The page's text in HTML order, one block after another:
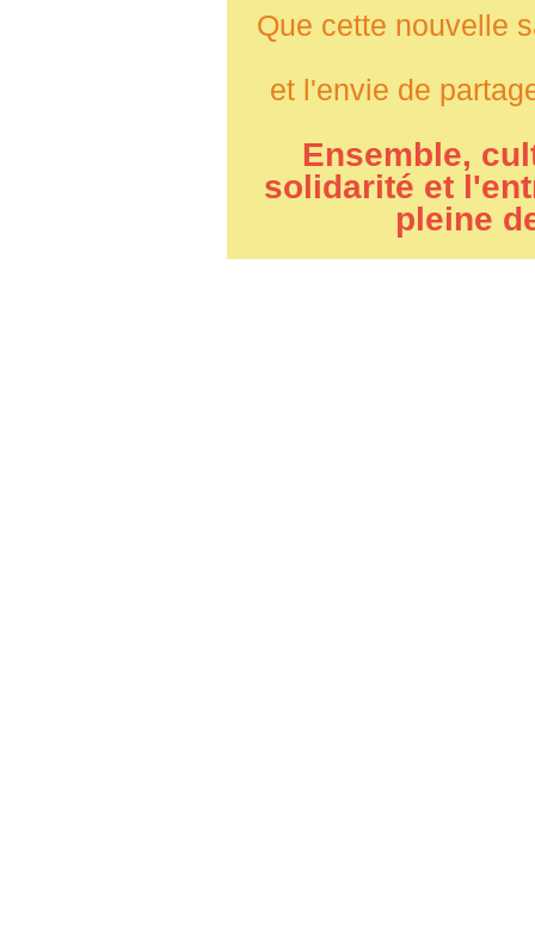
Que cette nouvelle
et l'envie de
Ensemble,
solidarité et
pleine